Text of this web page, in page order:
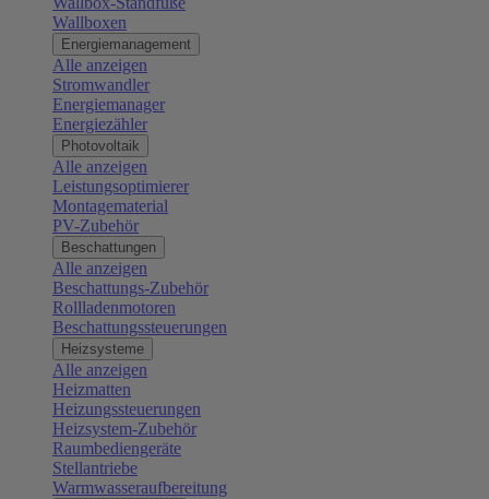
Wallboxen
Energiemanagement
Alle anzeigen
Stromwandler
Energiemanager
Energiezähler
Photovoltaik
Alle anzeigen
Leistungsoptimierer
Montagematerial
PV-Zubehör
Beschattungen
Alle anzeigen
Beschattungs-Zubehör
Rollladenmotoren
Beschattungssteuerungen
Heizsysteme
Alle anzeigen
Heizmatten
Heizungssteuerungen
Heizsystem-Zubehör
Raumbediengeräte
Stellantriebe
Warmwasseraufbereitung